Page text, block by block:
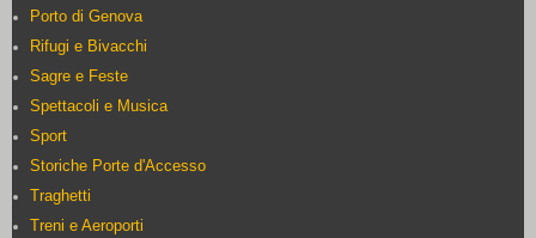
Porto di Genova
Rifugi e Bivacchi
Sagre e Feste
Spettacoli e Musica
Sport
Storiche Porte d'Accesso
Traghetti
Treni e Aeroporti